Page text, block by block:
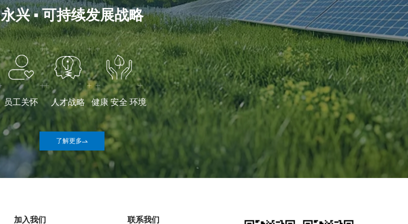
永兴 ▪ 可持续发展战略
员工关怀 人才战略 健康 安全 环境
了解更多
加入我们 联系我们